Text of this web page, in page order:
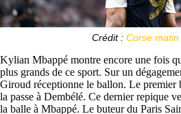
Crédit : Corse matin
Kylian Mbappé montre encore une fois
plus grands de ce sport. Sur un
Giroud réceptionne le ballon. Le premier
la passe à Dembélé. Ce dernier repique
la balle à Mbappé. Le buteur du Paris